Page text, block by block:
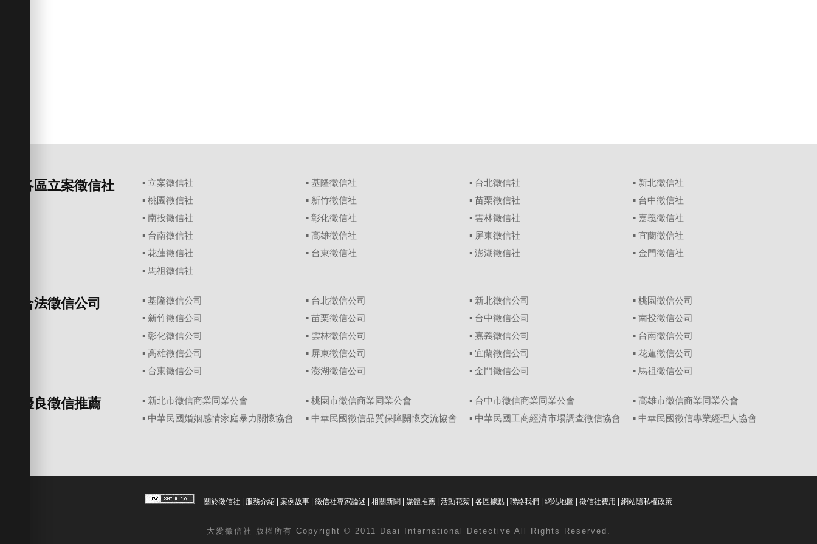
各區立案徵信社 ▪ 立案徵信社 ▪ 基隆徵信社 ▪ 台北徵信社 ▪ 新北徵信社
▪ 桃園徵信社 ▪ 新竹徵信社 ▪ 苗栗徵信社 ▪ 台中徵信社
▪ 南投徵信社 ▪ 彰化徵信社 ▪ 雲林徵信社 ▪嘉義徵信社
▪ 台南徵信社 ▪ 高雄徵信社 ▪ 屏東徵信社 ▪宜蘭徵信社
▪ 花蓮徵信社 ▪ 台東徵信社 ▪ 澎湖徵信社 ▪金門徵信社
▪ 馬祖徵信社
合法徵信公司 ▪ 基隆徵信公司 ▪ 台北徵信公司 ▪ 新北徵信公司 ▪桃園徵信公司
▪ 新竹徵信公司 ▪ 苗栗徵信公司 ▪ 台中徵信公司 ▪南投徵信公司
▪ 彰化徵信公司 ▪ 雲林徵信公司 ▪ 嘉義徵信公司 ▪ 台南徵信公司
▪ 高雄徵信公司 ▪ 屏東徵信公司 ▪ 宜蘭徵信公司 ▪花蓮徵信公司
▪ 台東徵信公司 ▪ 澎湖徵信公司 ▪ 金門徵信公司 ▪ 馬祖徵信公司
優良徵信推薦 ▪ 新北市徵信商業同業公會 ▪ 桃園市徵信商業同業公會 ▪ 台中市徵信商業同業公會
▪ 高雄市徵信商業同業公會
▪ 中華民國婚姻感情家庭暴力關懷協會
▪ 中華民國徵信品質保障關懷交流協會 ▪ 中華民國工商經濟市場調查徵信協會 ▪ 中華民國徵信專業經理人協會
關於徵信社 服務介紹 案例故事 徵信社專家論述 相關新聞 媒體推薦 活動花絮 各區據點 聯絡我們 網站地圖 徵信社費用 網站隱私權政策
大愛 徵信社 版權所有 Copyright © 2011 Daai International Detective All Rights Reserved.